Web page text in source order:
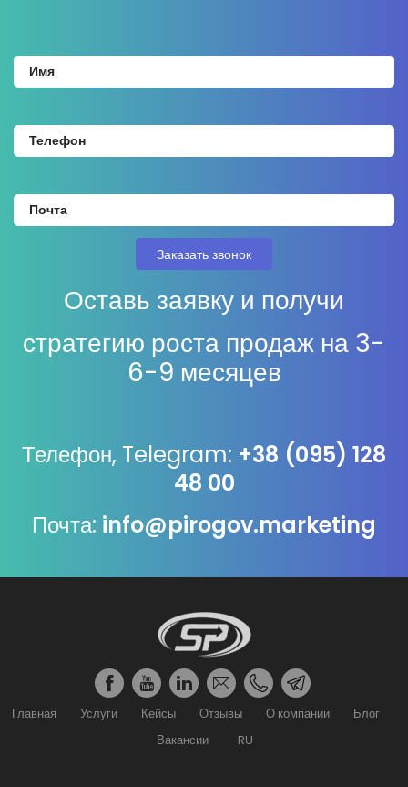
Оставь заявку и получи
стратегию роста продаж на 3-
6-9 месяцев
Телефон, Telegram: +38 (095) 128
48 00
Почта: info@pirogov.marketing
Главная Услуги Кейсы Отзывы О компании
Блог
Вакансии